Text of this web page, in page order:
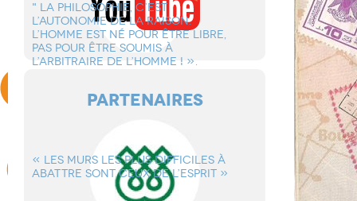
" LA PHILOSOPHIE, C’EST
L’AUTONOMIE DE LA RAISON.
L’HOMME EST Né POUR êTRE LIBRE,
PAS POUR êTRE SOUMIS à
L’ARBITRAIRE DE L’HOMME ! ».
« LES MURS LES PLUS DIFFICILES à
ABATTRE SONT CEUX DE L’ESPRIT »
PARTENAIRES